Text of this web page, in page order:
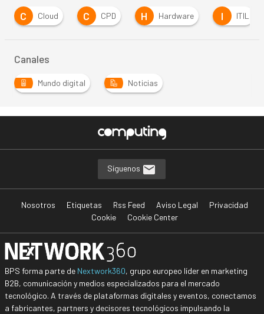
C
Cloud C CPD H Hardware I ITIL
Canales
Mundo digital Noticias
Síguenos
Nosotros Etiquetas Rss Feed Aviso Legal
Privacidad
Cookie
Cookie Center
BPS forma parte de Nextwork360, grupo europeo líder en marketing
B2B, comunicación y medios especializados para el mercado
tecnológico. A través de plataformas digitales y eventos, conectamos
a fabricantes, partners y decisores tecnológicos impulsando la